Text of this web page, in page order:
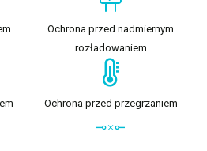
Ochrona przed nadmiernym
rozładowaniem
Ochrona przed przegrzaniem